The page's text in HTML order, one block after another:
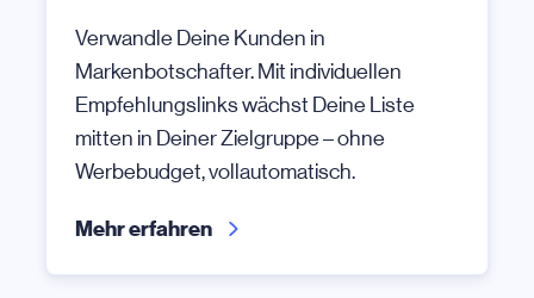
Verwandle Deine Kunden in
Markenbotschafter. Mit individuellen
Empfehlungslinks wächst Deine Liste
mitten in Deiner Zielgruppe – ohne
Werbebudget, vollautomatisch.
Mehr erfahren